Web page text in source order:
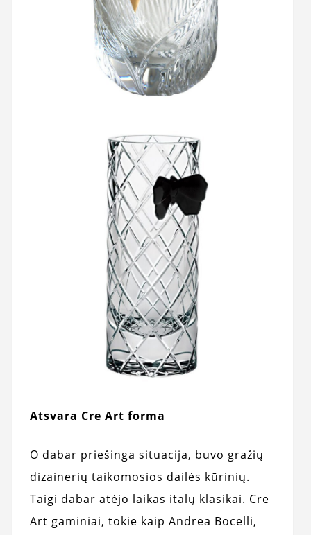
Atsvara Cre Art forma
O dabar priešinga situacija, buvo gražių
dizainerių taikomosios dailės kūrinių.
Taigi dabar atėjo laikas italų klasikai. Cre
Art gaminiai, tokie kaip Andrea Bocelli,